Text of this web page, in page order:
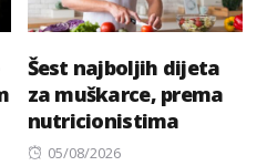
Šest najboljih dijeta
za muškarce, prema
nutricionistima
Posted
05/08/2026